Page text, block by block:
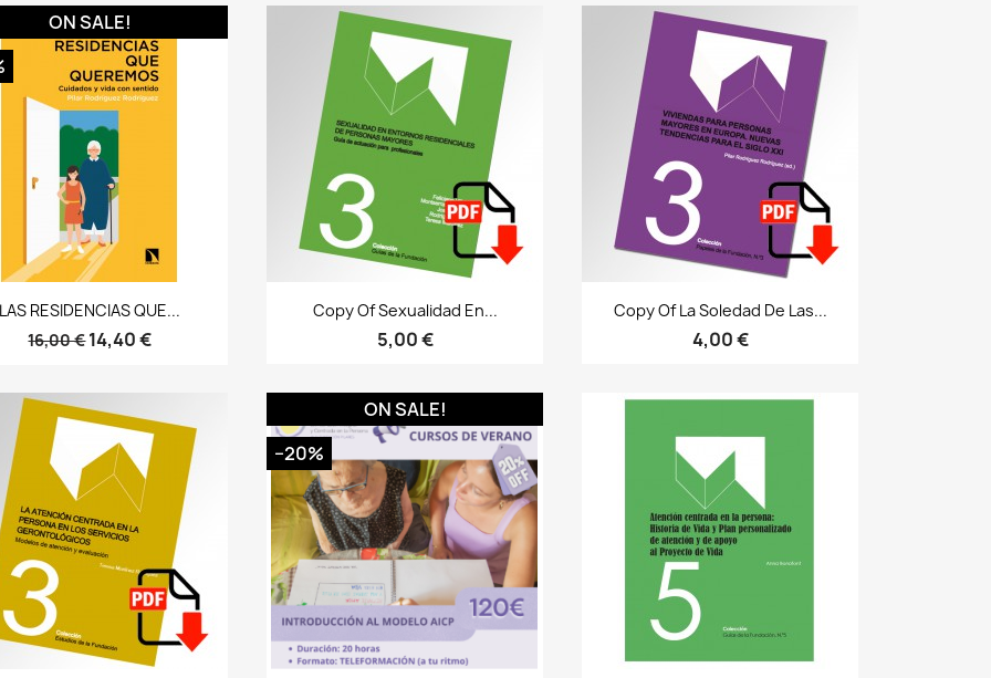
Bista azkarra
LAS RESIDENCIAS QUE...
16,00 €14,40 €
ON SALE!
Bista azkarra
Copy Of Sexualidad En...
5,00 €
Bista azkarra
Copy Of La Soledad De Las...
4,00 €
ON SALE!
−20%